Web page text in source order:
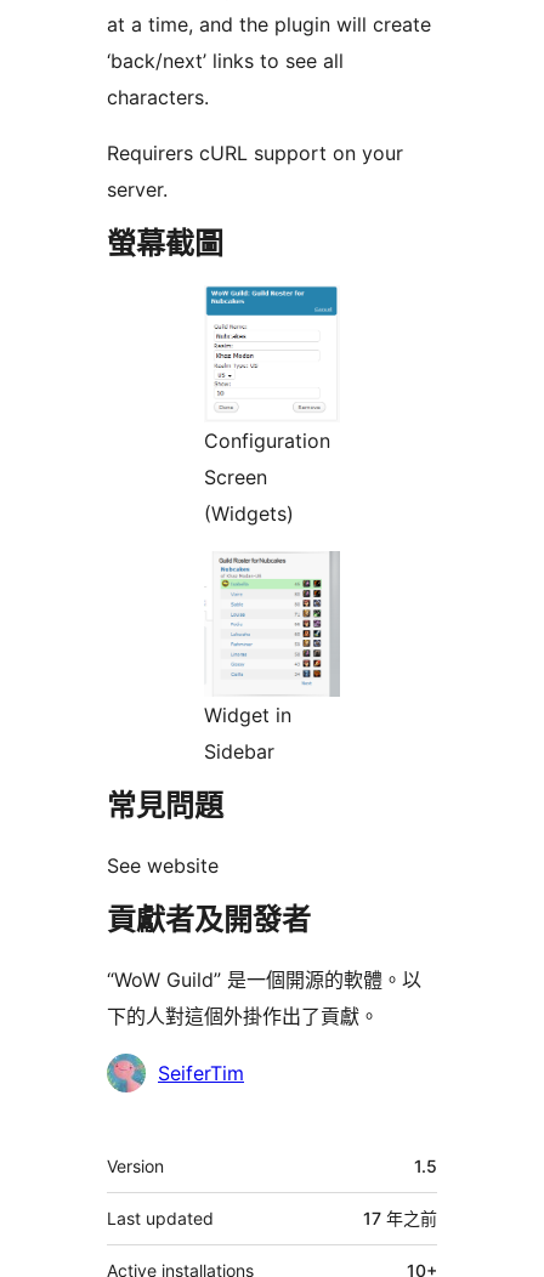
at a time, and the plugin will create
‘back/next’ links to see all
characters.
Requirers cURL support on your
server.
螢幕截圖
Configuration
Screen
(Widgets)
Widget in
Sidebar
常見問題
See website
貢獻者及開發者
“WoW Guild” 是一個開源的軟體。以
下的人對這個外掛作出了貢獻。
貢
SeiferTim
其
它
Version 1.5
Last updated 17 年之前
Active installations 10+